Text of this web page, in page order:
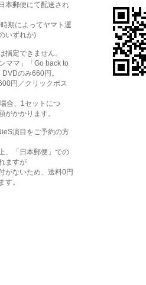
本郵便にて配送され
期によってヤマト運
いずれか)
指定できません。
ママ」「Go back to
のみ660円。
円／クリックポス
合、1セットにつ
がかかります。
演目をご予約の方
、「日本郵便」での
ますが
がないため、送料0円
す。